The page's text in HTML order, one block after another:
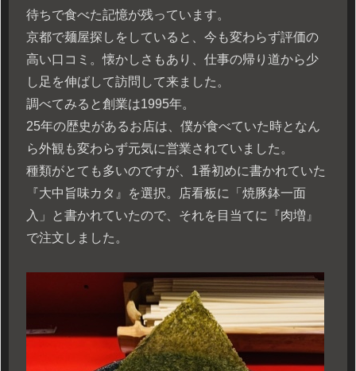
待ちで食べた記憶が残っています。
京都で麺屋探しをしていると、今も変わらず評価の
高い口コミ。懐かしさもあり、仕事の帰り道から少
し足を伸ばして訪問して来ました。
調べてみると創業は1995年。
25年の歴史があるお店は、僕が食べていた時となん
ら外観も変わらず元気に営業されていました。
種類がとても多いのですが、1番初めに書かれていた
『大中旨味カタ』を選択。店看板に「焼豚鉢一面
入」と書かれていたので、それを目当てに『肉増』
で注文しました。